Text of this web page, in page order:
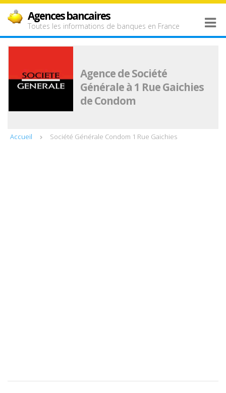
Agences bancaires
Toutes les informations de banques en France
Agence de Société
Générale à 1 Rue Gaichies
de Condom
Accueil Société Générale Condom 1 Rue Gaichies